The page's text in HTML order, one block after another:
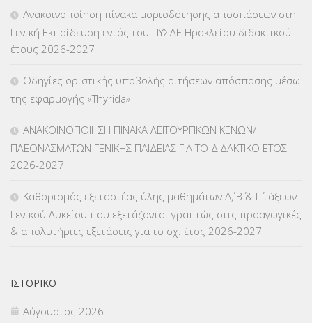
ΚΠγ – ΚΡΑΤΙΚΟ ΠΙΣΤΟΠΟΙΗΤΙΚΟ ΓΛΩΣΣΟΜΑΘΕΙΑΣ(135)
ΚΠπ- ΚΡΑΤΙΚΟ ΠΙΣΤΟΠΟΙΗΤΙΚΟ ΠΛΗΡΟΦΟΡΙΚΗΣ
ΛΟΙΠΑ(309)
ΜΕΤΑΘΕΣΕΙΣ-ΤΟΠΟΘΕΤΗΣΕΙΣ ΒΕΛΤΙΩΣΕΙΣ(319)
ΜΕΤΑΦΟΡΑ ΜΑΘΗΤΩΝ(3)
ΟΙΚΟΝΟΜΙΚΑ ΘΕΜΑΤΑ
Π.Ε.Κ. ΗΡΑΚΛΕΙΟΥ
Ανακοινοποίηση πίνακα μοριοδότησης αποσπάσεων στη
Γενική Εκπαίδευση εντός του ΠΥΣΔΕ Ηρακλείου διδακτικού
έτους 2026-2027
Οδηγίες οριστικής υποβολής αιτήσεων απόσπασης μέσω
της εφαρμογής «Thyrida»
ΑΝΑΚΟΙΝΟΠΟΙΗΣΗ ΠΙΝΑΚΑ ΛΕΙΤΟΥΡΓΙΚΩΝ ΚΕΝΩΝ/
ΠΛΕΟΝΑΣΜΑΤΩΝ ΓΕΝΙΚΗΣ ΠΑΙΔΕΙΑΣ ΓΙΑ ΤΟ ΔΙΔΑΚΤΙΚΟ ΕΤΟΣ
2026-2027
Καθορισμός εξεταστέας ύλης μαθημάτων Α΄, Β΄ & Γ΄ τάξεων
Γενικού Λυκείου που εξετάζονται γραπτώς στις προαγωγικές
& απολυτήριες εξετάσεις για το σχ. έτος 2026-2027
ΙΣΤΟΡΙΚΌ
Αύγουστος 2026